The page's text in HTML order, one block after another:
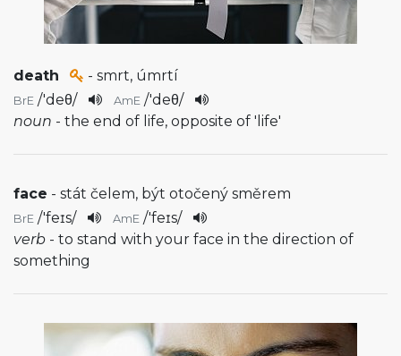
death - smrt, úmrtí
BrE /'deθ/ AmE /'deθ/
noun - the end of life, opposite of 'life'
face - stát čelem, být otočený směrem
BrE /'feɪs/ AmE /'feɪs/
verb - to stand with your face in the direction of
something